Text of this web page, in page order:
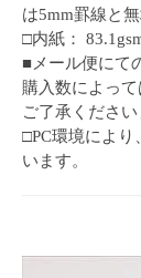
は5mm罫線と無
□内紙：
■メール便にて
購入数によっ
ご了承ください
□PC環境によ
います。